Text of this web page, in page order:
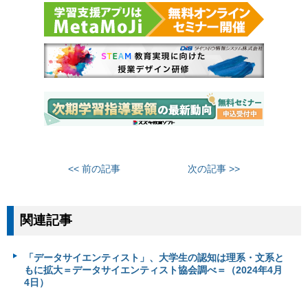
<< 前の記事 次の記事 >>
関連記事
「データサイエンティスト」、大学生の認知は理系・文系と
もに拡大＝データサイエンティスト協会調べ＝（2024年4月
4日）